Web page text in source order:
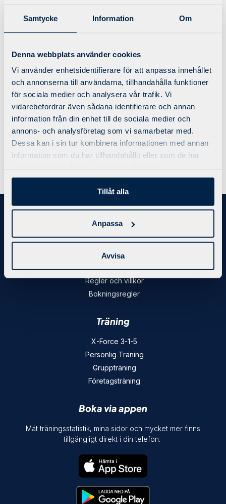
Samtycke Information Om
Denna webbplats använder cookies
Vi använder enhetsidentifierare för att anpassa innehållet
och annonserna till användarna, tillhandahålla funktioner
för sociala medier och analysera vår trafik. Vi
vidarebefordrar även sådana identifierare och annan
information från din enhet till de sociala medier och
annons- och analysföretag som vi samarbetar med.
Dessa kan i sin tur kombinera informationen med annan
information som du har tillhandahållit eller som de har
Tillåt alla
Anpassa
Avvisa
Fredag
Panerad spätta med kall sås & citron. Serveras med
kokt potatis.
Varje fredag firar vi att det är helg med att bjuda på
efterrätt till dagens lunch.
Dagens lunch serveras 12.00 – 13.30
Inkl. Salladsbuffé, bröd, smör & kaffe
Pris: 89:-
I samarbete med
Bli medlem
Priser/Medlemskap
Kontakt
Integritetspolicy
Regler och villkor
Bokningsregler
Träning
X-Force 3-1-5
Personlig Träning
Gruppträning
Företagsträning
Boka via appen
Mät träningsstatistik, mina sidor och mycket mer finns
tillgängligt direkt i din telefon.